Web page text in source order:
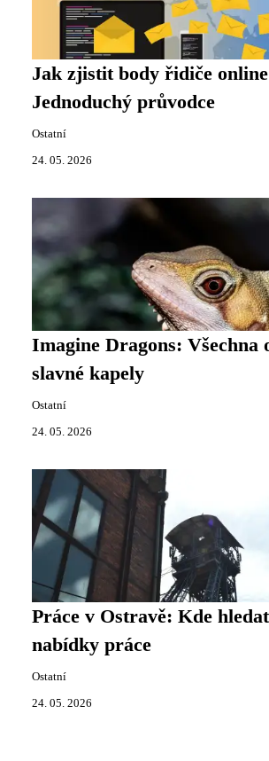
Jak zjistit body řidiče
Jednoduchý průvodce
Ostatní
24. 05. 2026
Imagine Dragons: Všechna
slavné kapely
Ostatní
24. 05. 2026
Práce v Ostravě: Kde
nabídky práce
Ostatní
24. 05. 2026